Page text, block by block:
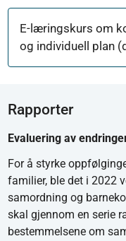
E-læringskurs om
og individuell plan
Rapporter
Evaluering av
For å styrke
familier, ble det i 2022
samordning og
skal gjennom en serie
bestemmelsene om